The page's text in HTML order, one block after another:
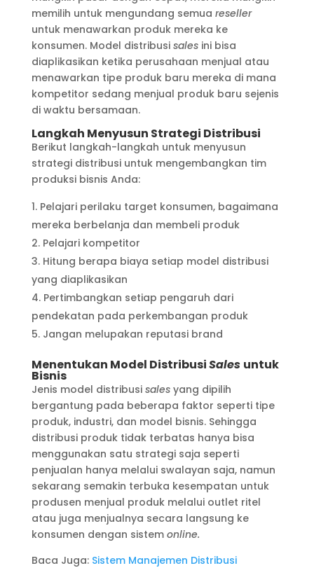
memilih untuk mengundang semua reseller
untuk menawarkan produk mereka ke
konsumen. Model distribusi sales ini bisa
diaplikasikan ketika perusahaan menjual atau
menawarkan tipe produk baru mereka di mana
kompetitor sedang menjual produk baru sejenis
di waktu bersamaan.
Langkah Menyusun Strategi Distribusi
Berikut langkah-langkah untuk menyusun
strategi distribusi untuk mengembangkan tim
produksi bisnis Anda:
Pelajari perilaku target konsumen, bagaimana
mereka berbelanja dan membeli produk
Pelajari kompetitor
Hitung berapa biaya setiap model distribusi
yang diaplikasikan
Pertimbangkan setiap pengaruh dari
pendekatan pada perkembangan produk
Jangan melupakan reputasi brand
Menentukan Model DistribusiSales untuk
Bisnis
Jenis model distribusi sales yang dipilih
bergantung pada beberapa faktor seperti tipe
produk, industri, dan model bisnis. Sehingga
distribusi produk tidak terbatas hanya bisa
menggunakan satu strategi saja seperti
penjualan hanya melalui swalayan saja, namun
sekarang semakin terbuka kesempatan untuk
produsen menjual produk melalui outlet ritel
atau juga menjualnya secara langsung ke
konsumen dengan sistemonline.
Baca Juga: Sistem Manajemen Distribusi